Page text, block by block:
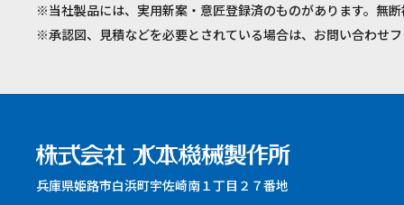
※当社製品には、実用新案・意匠登録済のものがあります。無
※承認図、見積などを必要とされている場合は、お問い合わせ
兵庫県姫路市白浜町宇佐崎南１丁目２７番地